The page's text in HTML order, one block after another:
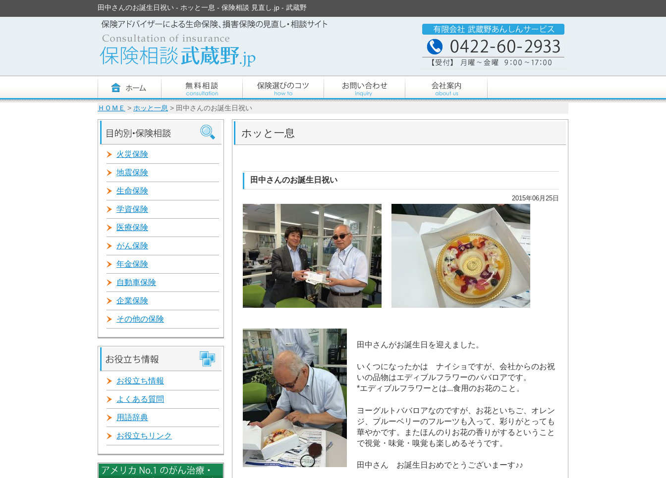
田中さんのお誕生日祝い - ホッと一息 - 保険相談 見直し.jp - 武蔵野
ＨＯＭＥ > ホッと一息 > 田中さんのお誕生日祝い
ホッと一息
田中さんのお誕生日祝い
2015年06月25日
田中さんがお誕生日を迎えました。
いくつになったかは ナイショですが、会社からのお祝
いの品物はエディブルフラワーのババロアです。
*エディブルフラワーとは...食用のお花のこと。
ヨーグルトババロアなのですが、お花といちご、オレン
ジ、ブルーベリーのフルーツも入って、彩りがとっても
華やかです。またほんのりお花の香りがするということ
で視覚・味覚・嗅覚も楽しめるそうです。
田中さん お誕生日おめでとうございまーす♪♪
火災保険
地震保険
生命保険
学資保険
医療保険
がん保険
年金保険
自動車保険
企業保険
その他の保険
お役立ち情報
よくある質問
用語辞典
お役立ちリンク